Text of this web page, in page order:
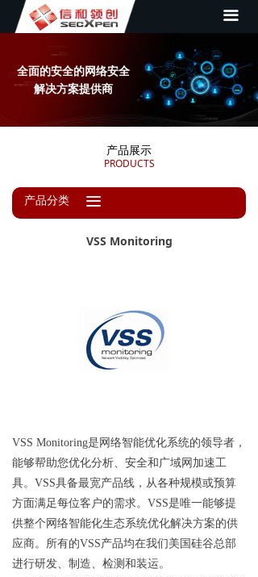
全面的安全的网络安全
解决方案提供商
끀
首页
关于我们
新闻资讯
产品展示
解决方案
VSS Monitoring是网络智能优化系统的领导者，
能够帮助您优化分析、安全和广域网加速工
具。VSS具备最宽产品线，从各种规模或预算
方面满足每位客户的需求。VSS是唯一能够提
供整个网络智能化生态系统优化解决方案的供
应商。所有的VSS产品均在我们美国硅谷总部
进行研发、制造、检测和装运。
产品展示
PRODUCTS
끀
产品分类
VSS Monitoring